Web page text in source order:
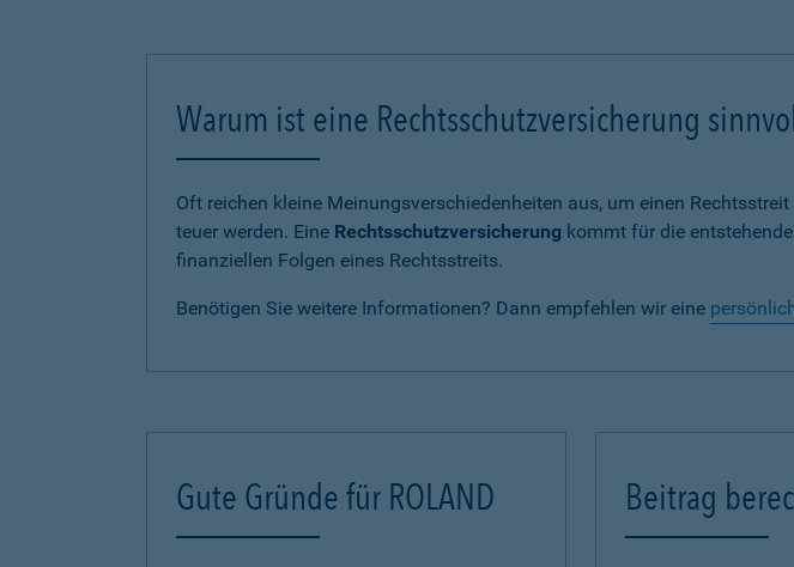
Warum ist eine Rechtsschutzversicherung
Oft reichen kleine Meinungsverschiedenheiten aus, um einen
teuer werden. Eine Rechtsschutzversicherung kommt für die
finanziellen Folgen eines Rechtsstreits.
Benötigen Sie weitere Informationen? Dann empfehlen wir eine
Gute Gründe für ROLAND Beitrag